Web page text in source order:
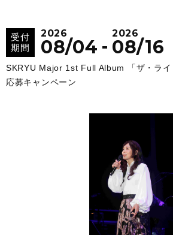
受付
期間
2026
08/04 -
2026
08/16
SKRYU Major 1st Full Album 「ザ・ライ
応募キャンペーン